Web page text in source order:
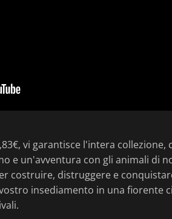
vi garantisce l'intera collezione,
e un'avventura con gli animali di
costruire, distruggere e
insediamento in una fiorente